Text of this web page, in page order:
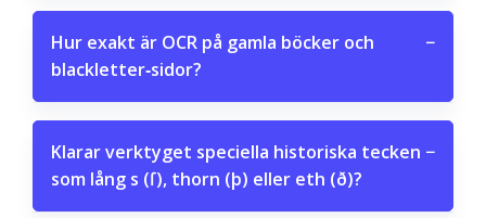
Hur exakt är OCR på gamla böcker och
blackletter‑sidor?
−
Klarar verktyget speciella historiska tecken
som lång s (ſ), thorn (þ) eller eth (ð)?
−